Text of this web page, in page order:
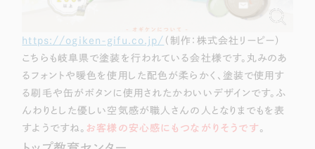
https://ogiken-gifu.co.jp/ （制作：株式会社リーピー）
こちらも岐阜県で塗装を行われている会社様です。丸みのあ
るフォントや暖色を使用した配色が柔らかく、塗装で使用す
る刷毛や缶がボタンに使用されたかわいいデザインです。ふ
んわりとした優しい空気感が職人さんの人となりまでもを表
すようですね。 お客様の安心感にもつながりそうです 。